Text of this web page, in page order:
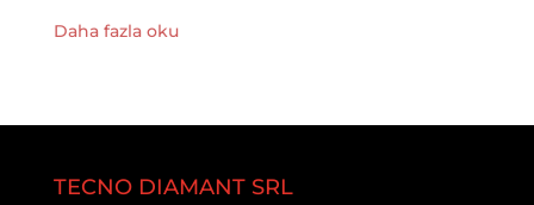
Daha fazla oku
TECNO DIAMANT SRL